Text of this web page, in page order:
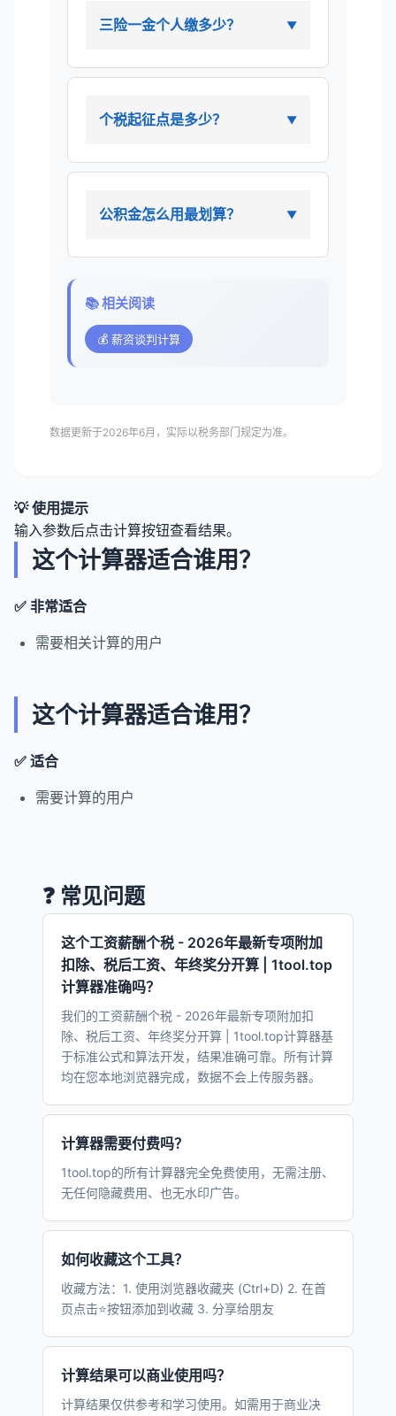
三险一金个人缴多少？
个税起征点是多少？
公积金怎么用最划算？
📚 相关阅读
💰 薪资谈判计算
数据更新于2026年6月，实际以税务部门规定为准。
💡 使用提示
输入参数后点击计算按钮查看结果。
这个计算器适合谁用？
✅ 非常适合
需要相关计算的用户
这个计算器适合谁用？
✅ 适合
需要计算的用户
❓ 常见问题
这个工资薪酬个税 - 2026年最新专项附加
扣除、税后工资、年终奖分开算 | 1tool.top
计算器准确吗？
我们的工资薪酬个税 - 2026年最新专项附加扣
除、税后工资、年终奖分开算 | 1tool.top计算器基
于标准公式和算法开发，结果准确可靠。所有计算
均在您本地浏览器完成，数据不会上传服务器。
计算器需要付费吗？
1tool.top的所有计算器完全免费使用，无需注册、
无任何隐藏费用、也无水印广告。
如何收藏这个工具？
收藏方法：1. 使用浏览器收藏夹 (Ctrl+D) 2. 在首
页点击⭐按钮添加到收藏 3. 分享给朋友
计算结果可以商业使用吗？
计算结果仅供参考和学习使用。如需用于商业决